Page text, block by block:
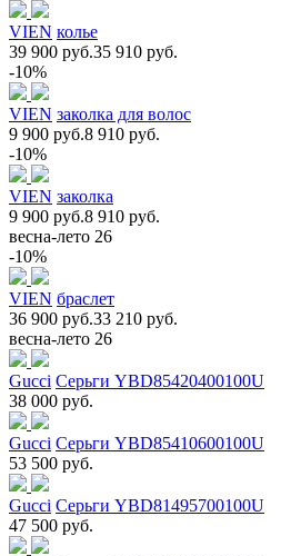
VIEN колье
39 900 руб.35 910 руб.
-10%
VIEN заколка для волос
9 900 руб.8 910 руб.
-10%
VIEN заколка
9 900 руб.8 910 руб.
весна-лето 26
-10%
VIEN браслет
36 900 руб.33 210 руб.
весна-лето 26
Gucci Серьги YBD85420400100U
38 000 руб.
Gucci Серьги YBD85410600100U
53 500 руб.
Gucci Серьги YBD81495700100U
47 500 руб.